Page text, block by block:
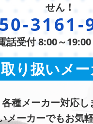
せん！
3161-
話受付 8:00～
取り扱いメ
各種メーカー対応し
メーカーでもお気